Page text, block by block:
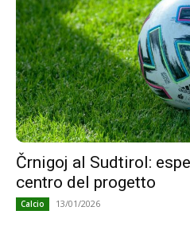
Črnigoj al Sudtirol:
centro del progetto
Calcio 13/01/2026